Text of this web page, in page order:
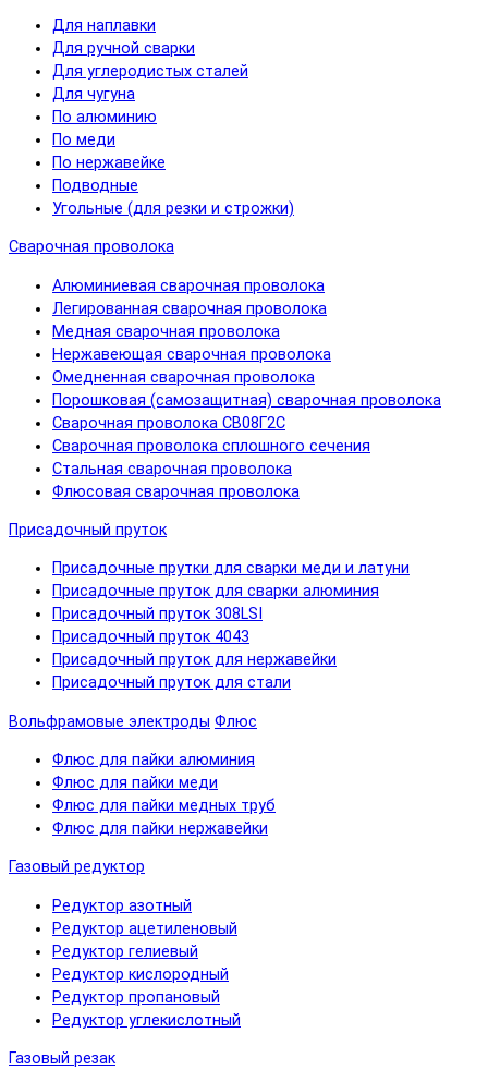
Для наплавки
Для ручной сварки
Для углеродистых сталей
Для чугуна
По алюминию
По меди
По нержавейке
Подводные
Угольные (для резки и строжки)
Сварочная проволока
Алюминиевая сварочная проволока
Легированная сварочная проволока
Медная сварочная проволока
Нержавеющая сварочная проволока
Омедненная сварочная проволока
Порошковая (самозащитная) сварочная проволока
Сварочная проволока СВ08Г2С
Сварочная проволока сплошного сечения
Стальная сварочная проволока
Флюсовая сварочная проволока
Присадочный пруток
Присадочные прутки для сварки меди и латуни
Присадочные пруток для сварки алюминия
Присадочный пруток 308LSI
Присадочный пруток 4043
Присадочный пруток для нержавейки
Присадочный пруток для стали
Вольфрамовые электроды Флюс
Флюс для пайки алюминия
Флюс для пайки меди
Флюс для пайки медных труб
Флюс для пайки нержавейки
Газовый редуктор
Редуктор азотный
Редуктор ацетиленовый
Редуктор гелиевый
Редуктор кислородный
Редуктор пропановый
Редуктор углекислотный
Газовый резак